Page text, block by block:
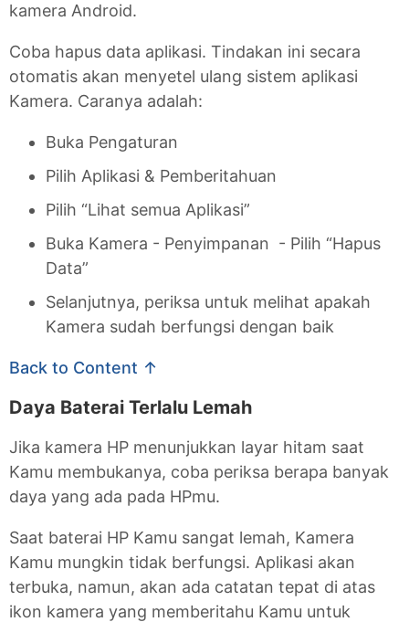
kamera Android.
Coba hapus data aplikasi. Tindakan ini secara
otomatis akan menyetel ulang sistem aplikasi
Kamera. Caranya adalah:
Buka Pengaturan
Pilih Aplikasi & Pemberitahuan
Pilih “Lihat semua Aplikasi”
Buka Kamera - Penyimpanan - Pilih “Hapus
Data”
Selanjutnya, periksa untuk melihat apakah
Kamera sudah berfungsi dengan baik
Back to Content ↑
Daya Baterai Terlalu Lemah
Jika kamera HP menunjukkan layar hitam saat
Kamu membukanya, coba periksa berapa banyak
daya yang ada pada HPmu.
Saat baterai HP Kamu sangat lemah, Kamera
Kamu mungkin tidak berfungsi. Aplikasi akan
terbuka, namun, akan ada catatan tepat di atas
ikon kamera yang memberitahu Kamu untuk